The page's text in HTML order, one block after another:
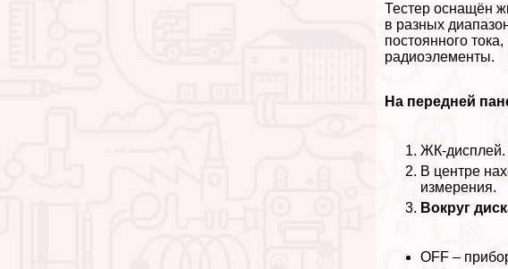
Тестер оснащён
в разных
постоянного
радиоэлементы.
На передней
ЖК-дисплей.
В центре
измерения.
Вокруг
OFF –